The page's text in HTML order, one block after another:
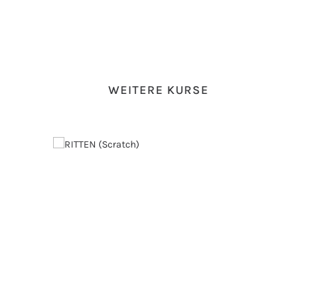
Produktgalerie überspringenWEITERE KURSE